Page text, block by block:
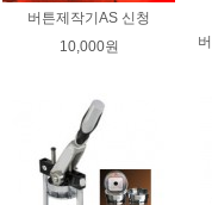
버튼제작기AS 신청
10,000원